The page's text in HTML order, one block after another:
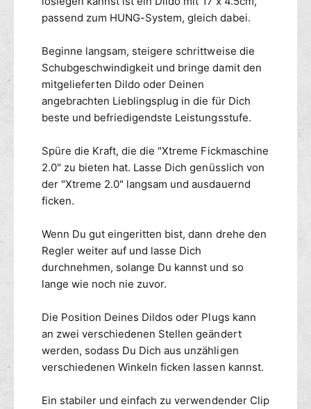
n
e
e
r
s
t
e
l
b
a
r
E
g
i
n
e
v
s
t
e
l
b
passend zum HUNG-System, gleich dabei.
Beginne langsam, steigere schrittweise die
Schubgeschwindigkeit und bringe damit den
mitgelieferten Dildo oder Deinen
angebrachten Lieblingsplug in die für Dich
beste und befriedigendste Leistungsstufe.
Spüre die Kraft, die die "Xtreme Fickmaschine
2.0" zu bieten hat. Lasse Dich genüsslich von
der "Xtreme 2.0" langsam und ausdauernd
ficken.
Wenn Du gut eingeritten bist, dann drehe den
Regler weiter auf und lasse Dich
durchnehmen, solange Du kannst und so
lange wie noch nie zuvor.
Die Position Deines Dildos oder Plugs kann
an zwei verschiedenen Stellen geändert
werden, sodass Du Dich aus unzähligen
verschiedenen Winkeln ficken lassen kannst.
Ein stabiler und einfach zu verwendender Clip